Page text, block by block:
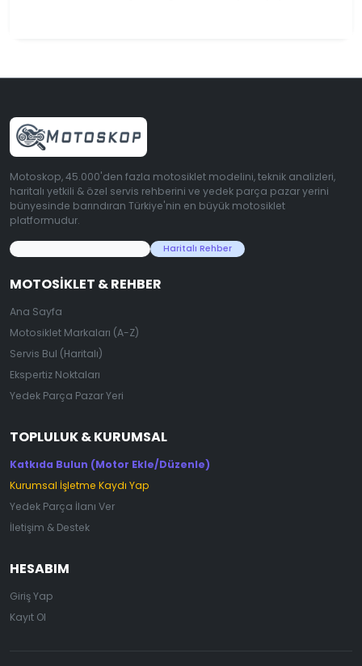
Motoskop, 45.000'den fazla motosiklet modelini, teknik analizleri,
haritalı yetkili & özel servis rehberini ve yedek parça pazar yerini
bünyesinde barındıran Türkiye'nin en büyük motosiklet
platformudur.
Haritalı Rehber
MOTOSIKLET & REHBER
Ana Sayfa
Motosiklet Markaları (A-Z)
Servis Bul (Haritalı)
Ekspertiz Noktaları
Yedek Parça Pazar Yeri
TOPLULUK & KURUMSAL
Katkıda Bulun (Motor Ekle/Düzenle)
Kurumsal İşletme Kaydı Yap
Yedek Parça İlanı Ver
İletişim & Destek
HESABIM
Giriş Yap
Kayıt Ol